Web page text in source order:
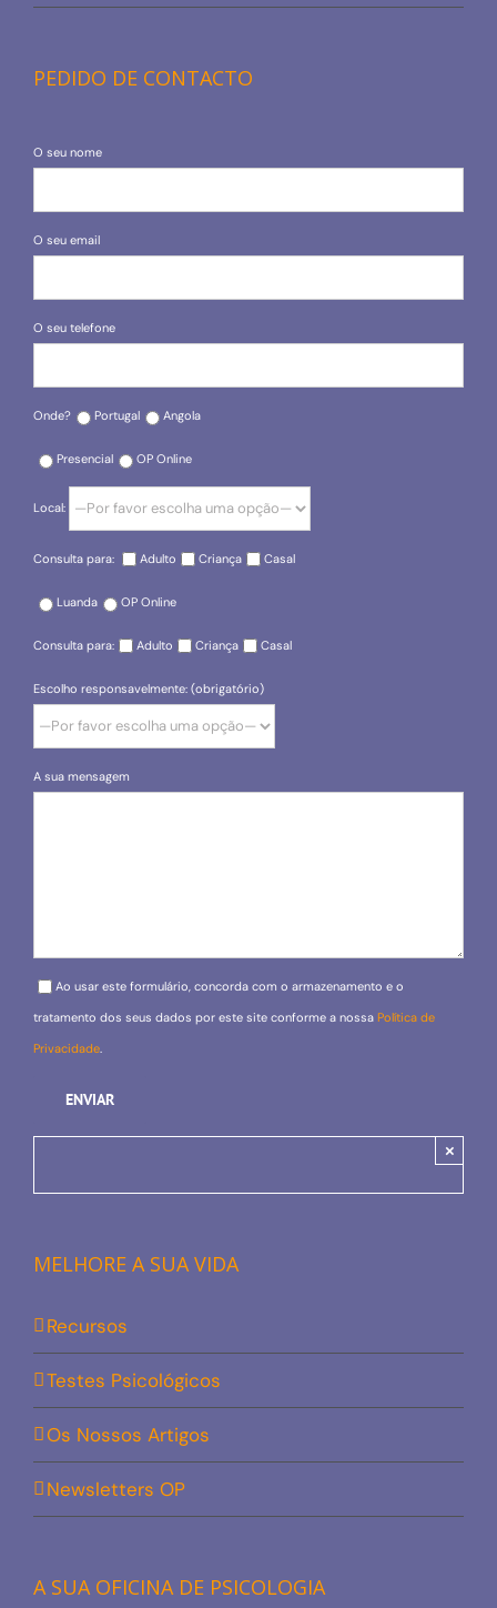
PEDIDO DE CONTACTO
O seu nome
O seu email
O seu telefone
Onde? Portugal Angola
Presencial OP Online
Local:
Consulta para: Adulto Criança Casal
Luanda OP Online
Consulta para: Adulto Criança Casal
Escolho responsavelmente: (obrigatório)
A sua mensagem
Please leave this field empty.
Ao usar este formulário, concorda com o armazenamento e o
tratamento dos seus dados por este site conforme a nossa Política de
Privacidade
×
MELHORE A SUA VIDA
Recursos
Testes Psicológicos
Os Nossos Artigos
Newsletters OP
A SUA OFICINA DE PSICOLOGIA